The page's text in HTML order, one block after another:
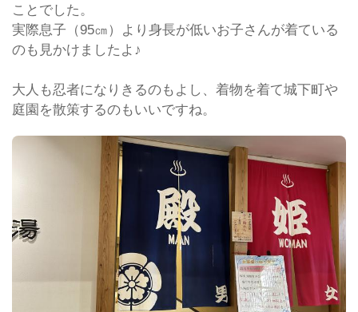
ことでした。
実際息子（95㎝）より身長が低いお子さんが着ている
のも見かけましたよ♪
大人も忍者になりきるのもよし、着物を着て城下町や
庭園を散策するのもいいですね。